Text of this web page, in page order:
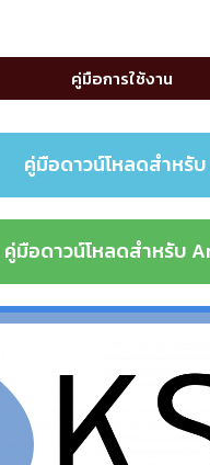
คู่มือการใช้งาน
คู่มือดาวน์โหลดสำหรับ
คู่มือดาวน์โหลดสำหรับ